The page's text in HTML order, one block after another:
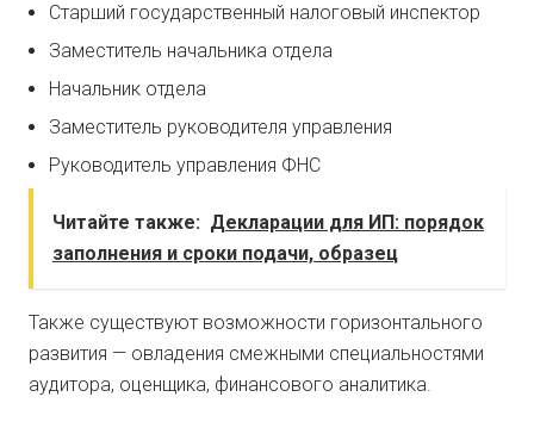
Старший государственный налоговый инспектор
Заместитель начальника отдела
Начальник отдела
Заместитель руководителя управления
Руководитель управления ФНС
Читайте также: Декларации для ИП: порядок
заполнения и сроки подачи, образец
Также существуют возможности горизонтального
развития — овладения смежными специальностями
аудитора, оценщика, финансового аналитика.